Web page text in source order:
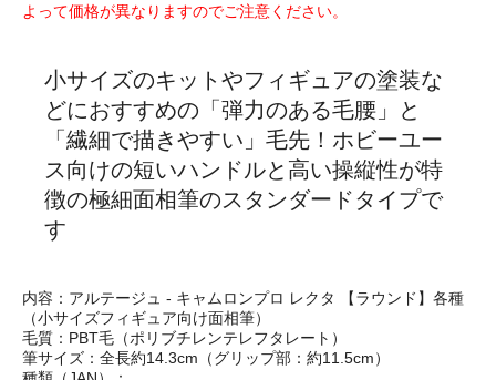
よって価格が異なりますのでご注意ください。
小サイズのキットやフィギュアの塗装な
どにおすすめの「弾力のある毛腰」と
「繊細で描きやすい」毛先！ホビーユー
ス向けの短いハンドルと高い操縦性が特
徴の極細面相筆のスタンダードタイプで
す
内容：アルテージュ - キャムロンプロ レクタ 【ラウンド】各種
（小サイズフィギュア向け面相筆）
毛質：PBT毛（ポリブチレンテレフタレート）
筆サイズ：全長約14.3cm（グリップ部：約11.5cm）